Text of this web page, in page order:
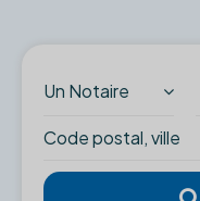
Un Notaire